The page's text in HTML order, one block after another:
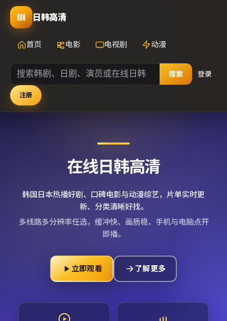
日韩高清
首页 电影 电视剧 动漫
搜索 登录
注册
在线日韩高清
韩国日本热播好剧、口碑电影与动漫综艺，片单实时更
新、分类清晰好找。
多线路多分辨率任选，缓冲快、画质稳，手机与电脑点开
即播。
立即观看 了解更多